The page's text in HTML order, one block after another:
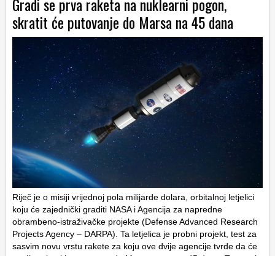
Gradi se prva raketa na nuklearni pogon,
skratit će putovanje do Marsa na 45 dana
Riječ je o misiji vrijednoj pola milijarde dolara, orbitalnoj letjelici
koju će zajednički graditi NASA i Agencija za napredne
obrambeno-istraživačke projekte (Defense Advanced Research
Projects Agency – DARPA). Ta letjelica je probni projekt, test za
sasvim novu vrstu rakete za koju ove dvije agencije tvrde da će